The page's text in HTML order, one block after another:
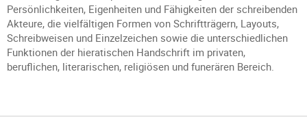
Persönlichkeiten, Eigenheiten und Fähigkeiten der schreibenden
Akteure, die vielfältigen Formen von Schriftträgern, Layouts,
Schreibweisen und Einzelzeichen sowie die unterschiedlichen
Funktionen der hieratischen Handschrift im privaten,
beruflichen, literarischen, religiösen und funerären Bereich.